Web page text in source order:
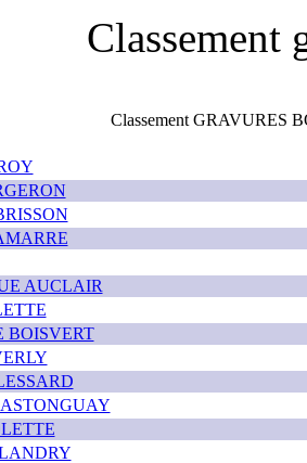
Classement
Classement GRAVURES
AUCLAIR
BOISVERT